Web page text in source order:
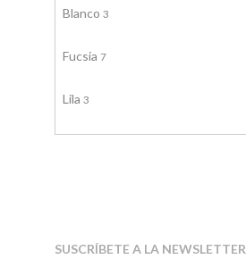
Blanco 3
Fucsia 7
Lila 3
SUSCRÍBETE A LA NEWSLETTER